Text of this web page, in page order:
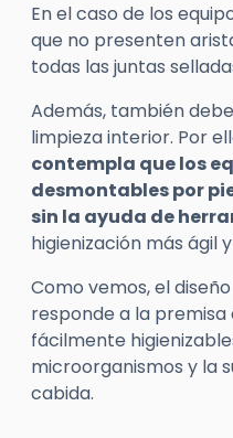
En el caso de los
que no presenten
todas las juntas
Además, también
limpieza interior. Por
contempla que los
desmontables por
sin la ayuda de
higienización más ágil
Como vemos, el
responde a la premisa
fácilmente
microorganismos y la
cabida.